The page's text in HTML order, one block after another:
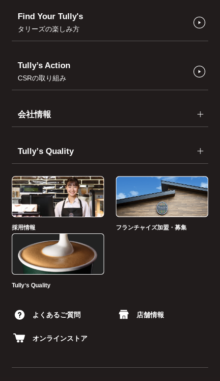
Find Your Tully's
タリーズの楽しみ方
Tully’s Action
CSRの取り組み
会社情報
Tullyʼs Quality
採用情報 フランチャイズ加盟・募集
Tullyʼs Quality
よくあるご質問 店舗情報
オンラインストア